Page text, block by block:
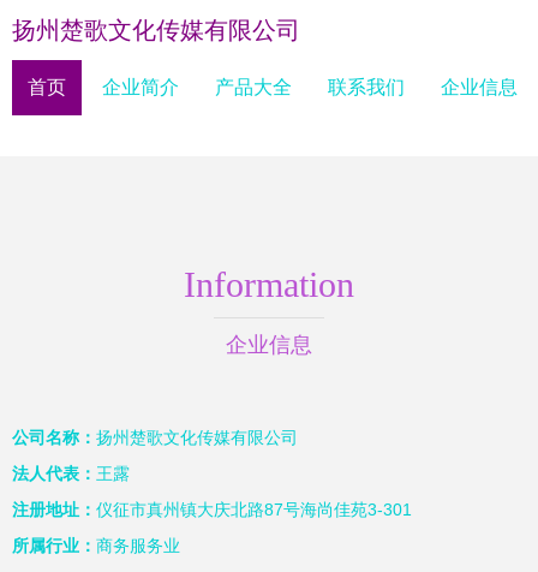
扬州楚歌文化传媒有限公司
首页 企业简介 产品大全 联系我们 企业信息
Information
企业信息
公司名称： 扬州楚歌文化传媒有限公司
法人代表： 王露
注册地址： 仪征市真州镇大庆北路87号海尚佳苑3-301
所属行业： 商务服务业